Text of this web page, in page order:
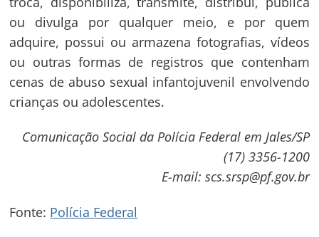
ou divulga por qualquer meio, e por quem
adquire, possui ou armazena fotografias, vídeos
ou outras formas de registros que contenham
cenas de abuso sexual infantojuvenil envolvendo
crianças ou adolescentes.
Comunicação Social da Polícia Federal em Jales/SP
(17) 3356-1200
E-mail: scs.srsp@pf.gov.br
Fonte: Polícia Federal
de
Post